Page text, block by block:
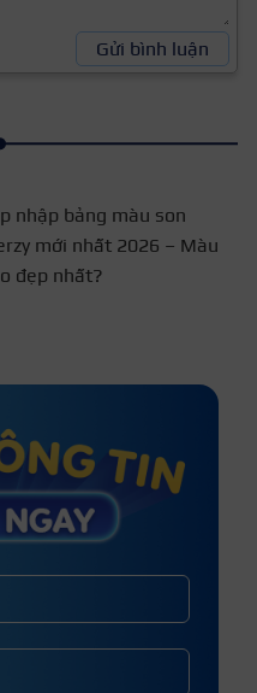
Gửi bình luận
nhập bảng màu son
mới nhất 2026 – Màu
đẹp nhất?
chi tiết cách sử dụng bộ
12 cây triệt để